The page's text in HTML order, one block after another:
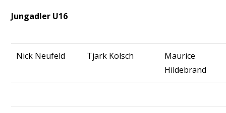
Jungadler U16
Nick Neufeld Tjark Kölsch
Maurice
Hildebrand